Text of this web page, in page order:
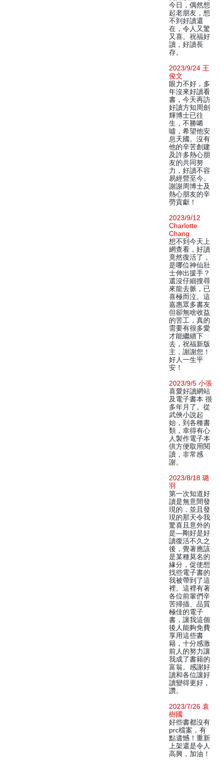
今日，偶然想
起老朋友，想
不到好讀還
在，令人又驚
又喜。祝福好
讀，好讀長
存。
2023/9/24 王
俊文
眼力不好，多
年沒來好讀看
書，今天再訪
好讀方知周劍
輝博士已往
生，不勝唏
噓，希望他安
息天國。沒有
他的辛苦創建
及許多熱心朋
友的共同努
力，好讀不容
易經營至今。
謝謝周博士及
熱心朋友的辛
勞貢獻！
2023/9/12
Charlotte
Chang
想不到今天上
網查看，好讀
竟然復活了，
是哪位神仙壯
士伸出援手？
還沒仔細搜尋
來龍去脈，已
喜極而泣。這
嘉惠眾多書友
但卻無啥收益
的苦工，真的
需要有很多愛
才能繼續下
去，祝福新版
主，謝謝您！
好人一生平
安！
2023/9/5 小張
喜愛好讀網站
及電子書本 很
多年月了。從
武俠小說起
始，到各種書
類，幸得有心
人製作電子本
供方便取用閱
讀，非常感
謝。
2023/8/18 璐
羽
第一次知道好
讀是無意間發
現的，並且發
現的那天令我
驚喜且意外的
是—剛好是好
讀復活不久之
後，覺著應該
是某種莫名的
緣分，促使想
找些電子書的
我被帶到了這
裡。這裡有著
各位前輩們辛
苦掃描、品質
極佳的電子
書，讓我這個
後人能夠免費
享用這些書
籍，十分感激
前人的努力讓
我成了書籍的
富翁。感謝好
讀和各位讓好
讀變得更好，
讚。
2023/7/26 袁
樹國
好些書都沒有
prc檔案，有
點遺憾！重新
上架還是令人
高興，加油！